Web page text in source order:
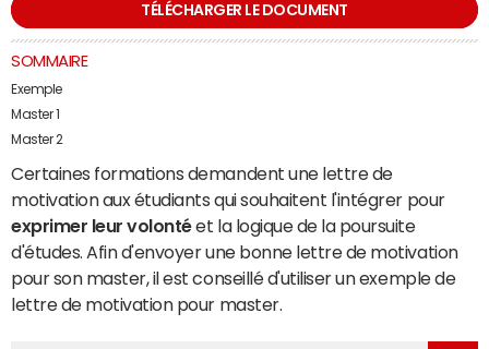
TÉLÉCHARGER LE DOCUMENT
SOMMAIRE
Exemple
Master 1
Master 2
Certaines formations demandent une lettre de
motivation aux étudiants qui souhaitent l'intégrer pour
exprimer leur volontéet la logique de la poursuite
d'études. Afin d'envoyer une bonne lettre de motivation
pour son master, il est conseillé d'utiliser un exemple de
lettre de motivation pour master.